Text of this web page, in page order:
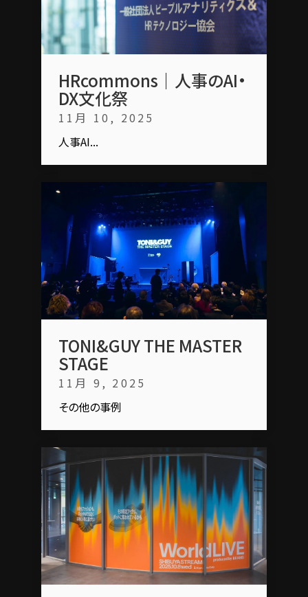
HRcommons｜人事のAI・
DX文化祭
11月 10, 2025
人事AI...
TONI&GUY THE MASTER
STAGE
11月 9, 2025
その他の事例